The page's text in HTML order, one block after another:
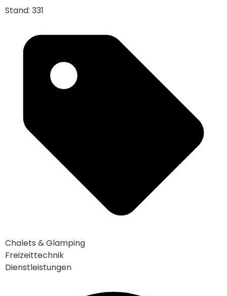
Stand: 331
Chalets & Glamping
Freizeittechnik
Dienstleistungen